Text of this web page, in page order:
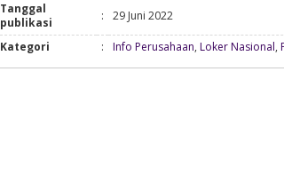
Tanggal
publikasi
: 29 Juni 2022
Kategori : Info Perusahaan,Loker Nasional,